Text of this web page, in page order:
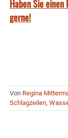
Haben Sie
gerne!
Von Regina
Schlagzeilen,